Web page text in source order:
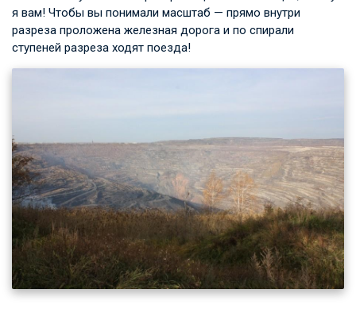
я вам! Чтобы вы понимали масштаб — прямо внутри
разреза проложена железная дорога и по спирали
ступеней разреза ходят поезда!